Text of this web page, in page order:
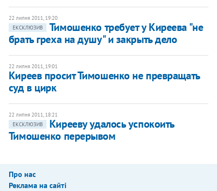
22 липня 2011, 19:20
ЕКСКЛЮЗИВ
Тимошенко требует у Киреева "не
брать греха на душу" и закрыть дело
22 липня 2011, 19:01
Киреев просит Тимошенко не превращать
суд в цирк
22 липня 2011, 18:21
ЕКСКЛЮЗИВ
Кирееву удалось успокоить
Тимошенко перерывом
Про нас
Реклама на сайті